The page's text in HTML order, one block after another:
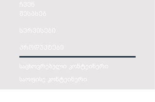
ჩვენ
შესახებ
სერვისები
პროდუქტები
საცხოვრებელი კონტეინერი
საოფისე კონტეინერი